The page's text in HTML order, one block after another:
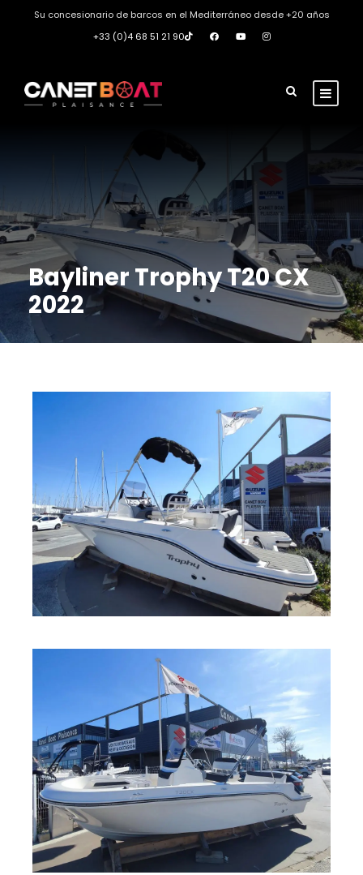
Su concesionario de barcos en el Mediterráneo desde +20 años
+33 (0)4 68 51 21 90
Bayliner Trophy T20 CX
2022